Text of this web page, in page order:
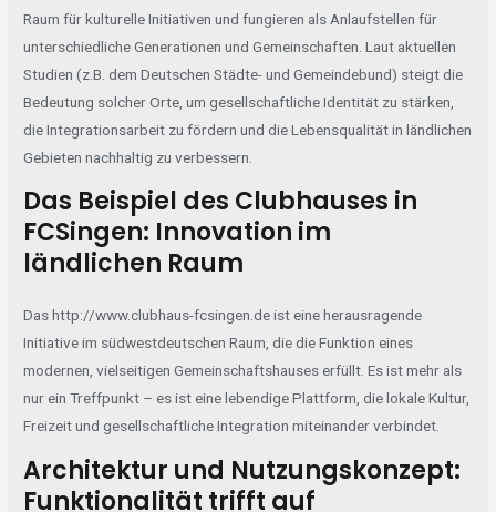
Raum für kulturelle Initiativen und fungieren als Anlaufstellen für
unterschiedliche Generationen und Gemeinschaften. Laut aktuellen
Studien (z.B. dem Deutschen Städte- und Gemeindebund) steigt die
Bedeutung solcher Orte, um gesellschaftliche Identität zu stärken,
die Integrationsarbeit zu fördern und die Lebensqualität in ländlichen
Gebieten nachhaltig zu verbessern.
Das Beispiel des Clubhauses in
FCSingen: Innovation im
ländlichen Raum
Dashttp://www.clubhaus-fcsingen.deist eine herausragende
Initiative im südwestdeutschen Raum, die die Funktion eines
modernen, vielseitigen Gemeinschaftshauses erfüllt. Es ist mehr als
nur ein Treffpunkt – es ist eine lebendige Plattform, die lokale Kultur,
Freizeit und gesellschaftliche Integration miteinander verbindet.
Architektur und Nutzungskonzept:
Funktionalität trifft auf